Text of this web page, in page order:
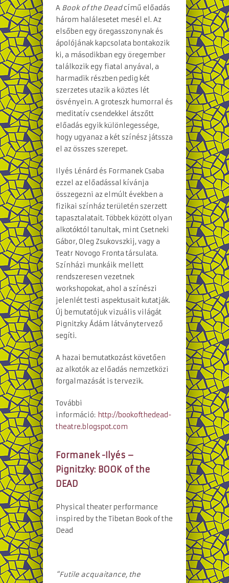
A Book of the Deadcímű előadás
három halálesetet mesél el. Az
elsőben egy öregasszonynak és
ápolójának kapcsolata bontakozik
ki, a másodikban egy öregember
találkozik egy fiatal anyával, a
harmadik részben pedig két
szerzetes utazik a köztes lét
ösvényein. A groteszk humorral és
meditatív csendekkel átszőtt
előadás egyik különlegessége,
hogy ugyanaz a két színész játssza
el az összes szerepet.
Ilyés Lénárd és Formanek Csaba
ezzel az előadással kívánja
összegezni az elmúlt években a
fizikai színház területén szerzett
tapasztalatait. Többek között olyan
alkotóktól tanultak, mint Csetneki
Gábor, Oleg Zsukovszkij, vagy a
Teatr Novogo Fronta társulata.
Színházi munkáik mellett
rendszeresen vezetnek
workshopokat, ahol a színészi
jelenlét testi aspektusait kutatják.
Új bemutatójuk vizuális világát
Pignitzky Ádám látványtervező
segíti.
A hazai bemutatkozást követően
az alkotók az előadás nemzetközi
forgalmazását is tervezik.
További
információ: http://bookofthedead-
theatre.blogspot.com
Formanek -Ilyés –
Pignitzky: BOOK of the
DEAD
Physical theater performance
inspired by the Tibetan Book of the
Dead
“Futile acquaitance, the